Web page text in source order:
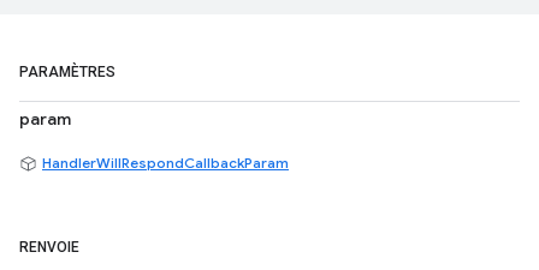
PARAMÈTRES
param
HandlerWillRespondCallbackParam
RENVOIE